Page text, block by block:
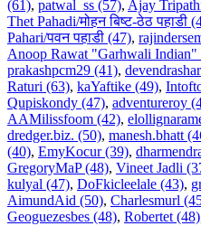
(61), patwal_ss (57), Ajay
Thet Pahadi/मोहन बिष्ट-ठेठ पहाडी
Pahari/पवन पहाडी (47),
Anoop Rawat "Garhwali Indian"
prakashpcm29 (41),
Raturi (63), kaYaftike (49),
Qupiskondy (47), adventureroy
AAMilissfoom (42),
dredger.biz. (50), manesh.bhatt
(40), EmyKocur (39),
GregoryMaP (48), Vineet Jadli
kulyal (47), DoFkicleelale (43),
AimundAid (50), Charlesmurl
Geoguezesbes (48), Robertet (48)